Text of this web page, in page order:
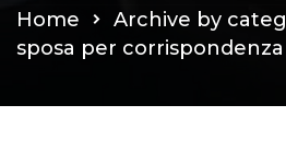
Home
Archive by
sposa per